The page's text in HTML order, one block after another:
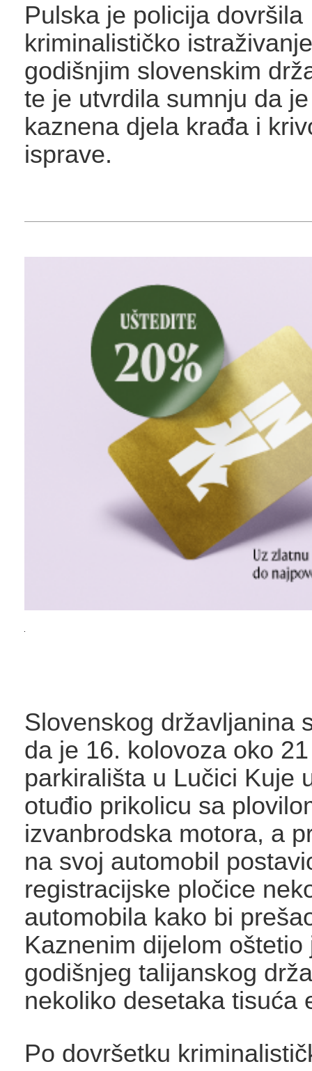
Pulska je policija dovršila
kriminalističko
godišnjim slovenskim
te je utvrdila sumnju da
kaznena djela krađa i
isprave.
Slovenskog državljanina
da je 16. kolovoza oko
parkirališta u Lučici Kuje
otuđio prikolicu sa
izvanbrodska motora, a
na svoj automobil
registracijske pločice
automobila kako bi
Kaznenim dijelom oštetio
godišnjeg talijanskog
nekoliko desetaka tisuća
Po dovršetku